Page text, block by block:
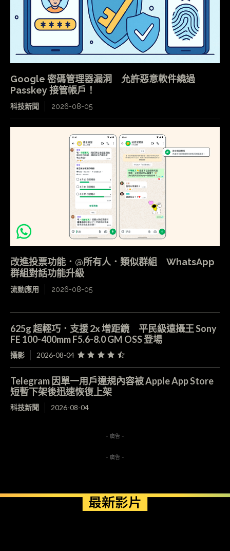
Google 密碼管理器漏洞 允許惡意軟件繞過
Passkey 接管帳戶！
科技新聞 2026-08-05
改進投票功能．@所有人．類似群組 WhatsApp
群組對話功能升級
流動應用 2026-08-05
625g 超輕巧．支援 2x 增距鏡 平民級遠攝王 Sony
FE 100-400mm F5.6-8.0 GM OSS 登場
攝影 2026-08-04
Telegram 因單一用戶違規內容被 Apple App Store
短暫下架後迅速恢復上架
科技新聞 2026-08-04
- 廣告 -
- 廣告 -
最新影片